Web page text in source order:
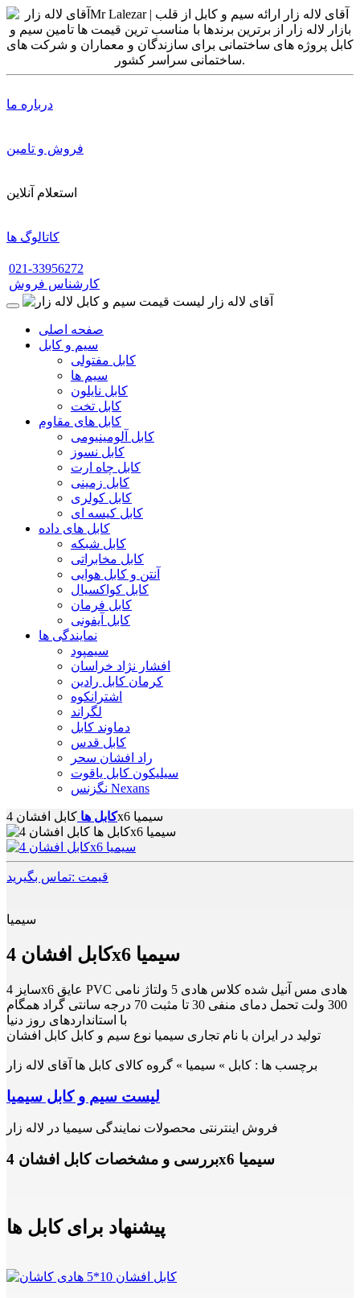
درباره ما
فروش و تامین
استعلام آنلاین
کاتالوگ ها
021-33956272
کارشناس فروش
صفحه اصلی
سیم و کابل
کابل مفتولی
سیم ها
کابل نایلون
کابل تخت
کابل های مقاوم
کابل آلومینیومی
کابل نسوز
کابل چاه ارت
کابل زمینی
کابل کولری
کابل کیسه ای
کابل های داده
کابل شبکه
کابل مخابراتی
آنتن و کابل هوایی
کابل کواکسیال
کابل فرمان
کابل آیفونی
نمایندگی ها
سیمپود
افشار نژاد خراسان
کرمان کابل رادین
اشترانکوه
لگراند
دماوند کابل
کابل قدس
راد افشان سحر
سیلیکون کابل یاقوت
نگزنس Nexans
کابل ها کابل افشان 4x6 سیمیا
قیمت :تماس بگیرید
سیمیا
کابل افشان 4x6 سیمیا
سایز 4x6 عایق PVC هادی مس آنیل شده کلاس هادی 5 ولتاژ نامی
300 ولت تحمل دمای منفی 30 تا مثبت 70 درجه سانتی گراد همگام
با استانداردهای روز دنیا
تولید در ایران با نام تجاری سیمیا نوع سیم و کابل کابل افشان
برچسب ها : کابل » سیمیا » گروه کالای کابل ها آقای لاله زار
لیست سیم و کابل سیمیا
فروش اینترنتی محصولات نمایندگی سیمیا در لاله زار
بررسی و مشخصات کابل افشان 4x6 سیمیا
پیشنهاد برای کابل ها